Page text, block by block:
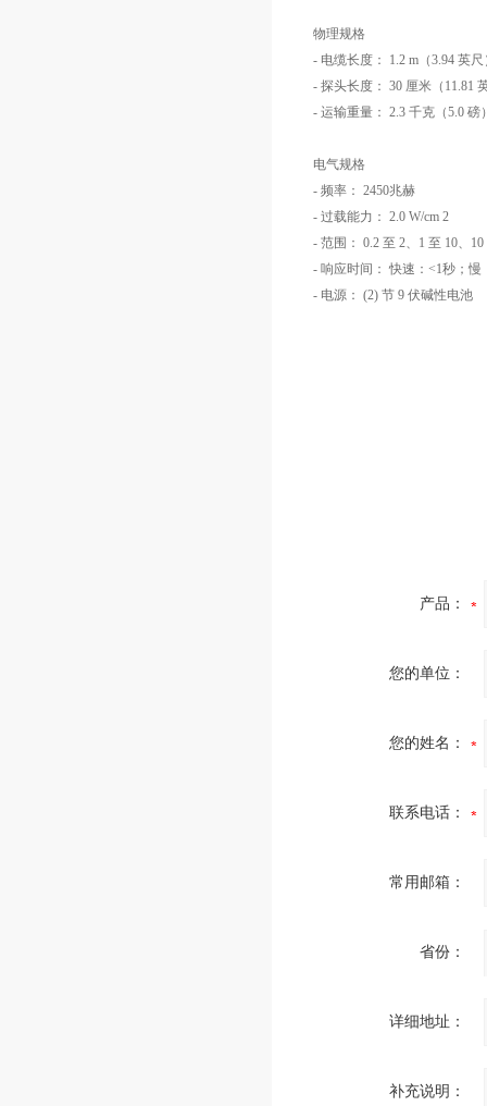
物理规格
- 电缆长度： 1.2 m（3.94 英尺
- 探头长度： 30 厘米（11.81
- 运输重量： 2.3 千克（5.0 磅
电气规格
- 频率： 2450兆赫
- 过载能力： 2.0 W/cm 2
- 范围： 0.2 至 2、1 至 10、10
- 响应时间： 快速：<1秒；慢
- 电源： (2) 节 9 伏碱性电池
产品：
您的单位：
您的姓名：
联系电话：
常用邮箱：
省份：
详细地址：
补充说明：